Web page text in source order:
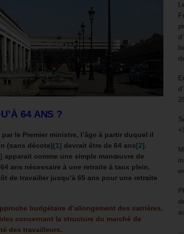
64 ANS ?
le Premier ministre, l’âge à partir duquel il
(sans décote)[1] devrait être de 64 ans[2].
apparait comme une simple manœuvre de
ans nécessaire à une retraite à taux plein.
de travailler jusqu’à 65 ans pour une retraite
budgétaire d’allongement des carrières,
concernant la structure du marché de
des travailleurs.